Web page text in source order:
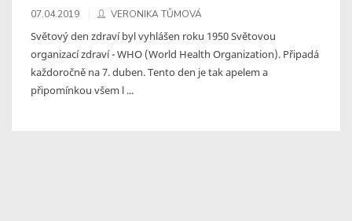
07.04.2019 VERONIKA TŮMOVÁ
Světový den zdraví byl vyhlášen roku 1950 Světovou
organizací zdraví - WHO (World Health Organization). Připadá
každoročně na 7. duben. Tento den je tak apelem a
připomínkou všem l ...